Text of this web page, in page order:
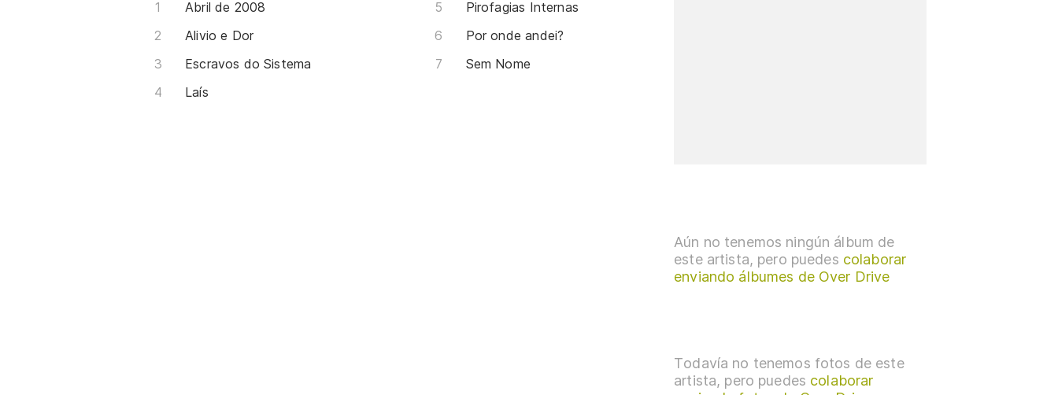
Abril de 2008
Alivio e Dor
Escravos do Sistema
Laís
Pirofagias Internas
Por onde andei?
Sem Nome
Aún no tenemos ningún álbum de
este artista, pero puedes colaborar
enviando álbumes de Over Drive
Todavía no tenemos fotos de este
artista, pero puedes colaborar